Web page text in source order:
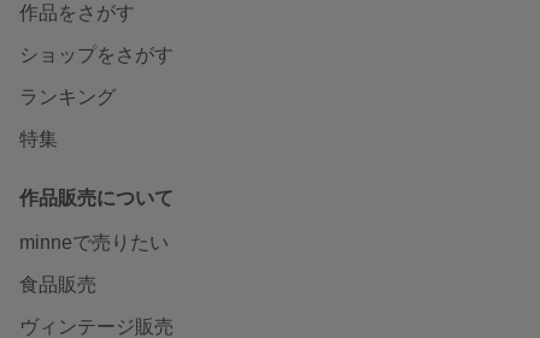
作品をさがす
ショップをさがす
ランキング
特集
作品販売について
minneで売りたい
食品販売
ヴィンテージ販売